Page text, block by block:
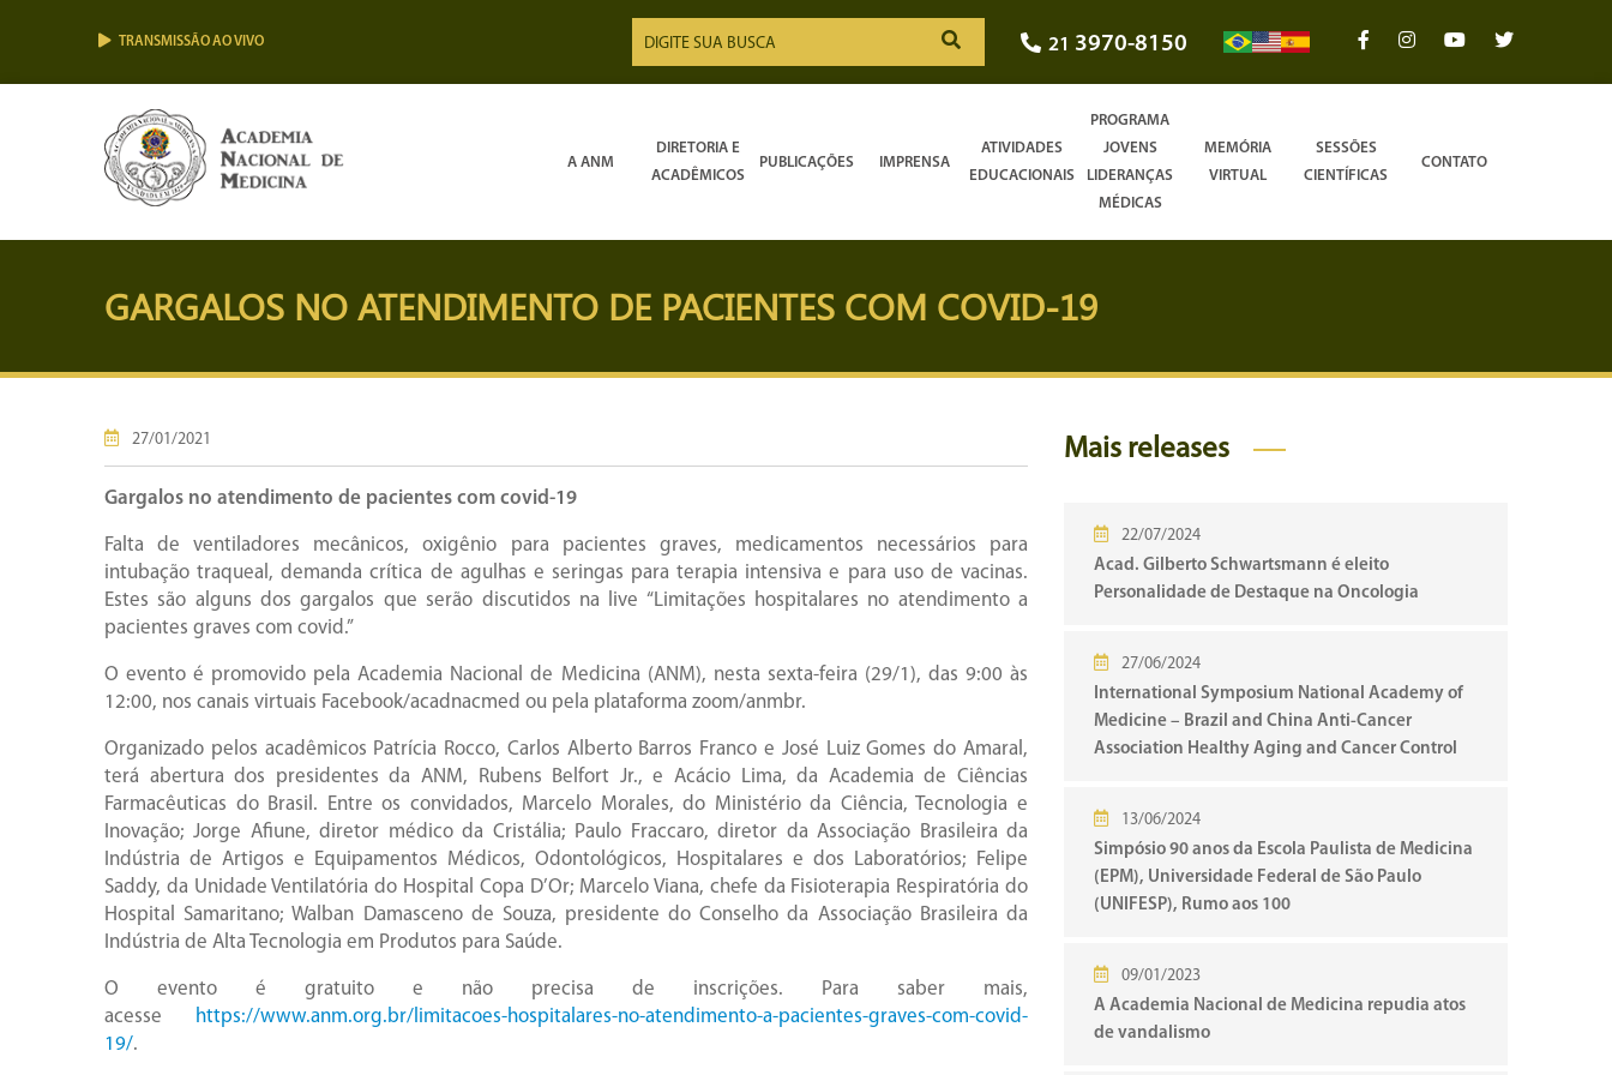
TRANSMISSÃO AO VIVO 21 3970-8150
A ANM
DIRETORIA E
ACADÊMICOS
PUBLICAÇÕES IMPRENSA
ATIVIDADES
EDUCACIONAIS
PROGRAMA
JOVENS
LIDERANÇAS
MÉDICAS
MEMÓRIA
VIRTUAL
SESSÕES
CIENTÍFICAS
CONTATO
GARGALOS NO ATENDIMENTO DE PACIENTES COM COVID-19
27/01/2021
Gargalos no atendimento de pacientes com covid-19
Falta de ventiladores mecânicos, oxigênio para pacientes graves, medicamentos necessários para
intubação traqueal, demanda crítica de agulhas e seringas para terapia intensiva e para uso de vacinas.
Estes são alguns dos gargalos que serão discutidos na live “Limitações hospitalares no atendimento a
pacientes graves com covid.”
O evento é promovido pela Academia Nacional de Medicina (ANM), nesta sexta-feira (29/1), das 9:00 às
12:00, nos canais virtuais Facebook/acadnacmed ou pela plataforma zoom/anmbr.
Organizado pelos acadêmicos Patrícia Rocco, Carlos Alberto Barros Franco e José Luiz Gomes do Amaral,
terá abertura dos presidentes da ANM, Rubens Belfort Jr., e Acácio Lima, da Academia de Ciências
Farmacêuticas do Brasil. Entre os convidados, Marcelo Morales, do Ministério da Ciência, Tecnologia e
Inovação; Jorge Afiune, diretor médico da Cristália; Paulo Fraccaro, diretor da Associação Brasileira da
Indústria de Artigos e Equipamentos Médicos, Odontológicos, Hospitalares e dos Laboratórios; Felipe
Saddy, da Unidade Ventilatória do Hospital Copa D’Or; Marcelo Viana, chefe da Fisioterapia Respiratória do
Hospital Samaritano; Walban Damasceno de Souza, presidente do Conselho da Associação Brasileira da
Indústria de Alta Tecnologia em Produtos para Saúde.
O evento é gratuito e não precisa de inscrições. Para saber mais,
acesse
https://www.anm.org.br/limitacoes-hospitalares-no-atendimento-a-pacientes-graves-com-covid-
19/.
Mais releases
22/07/2024
Acad. Gilberto Schwartsmann é eleito
Personalidade de Destaque na Oncologia
27/06/2024
International Symposium National Academy of
Medicine – Brazil and China Anti-Cancer
Association Healthy Aging and Cancer Control
13/06/2024
Simpósio 90 anos da Escola Paulista de Medicina
(EPM), Universidade Federal de São Paulo
(UNIFESP), Rumo aos 100
09/01/2023
A Academia Nacional de Medicina repudia atos
de vandalismo